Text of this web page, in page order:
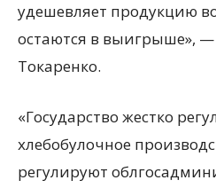
удешевляет продукцию
остаются в выигрыше», —
Токаренко.
«Государство жестко
хлебобулочное
регулируют